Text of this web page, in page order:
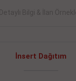
Detaylı Bilgi & İlan
İnsert Dağıtım